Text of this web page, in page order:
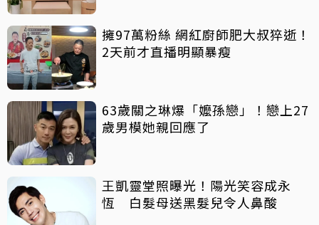
擁97萬粉絲 網紅廚師肥大叔猝逝！
2天前才直播明顯暴瘦
63歲關之琳爆「嬤孫戀」！戀上27
歲男模她親回應了
王凱靈堂照曝光！陽光笑容成永
恆 白髮母送黑髮兒令人鼻酸